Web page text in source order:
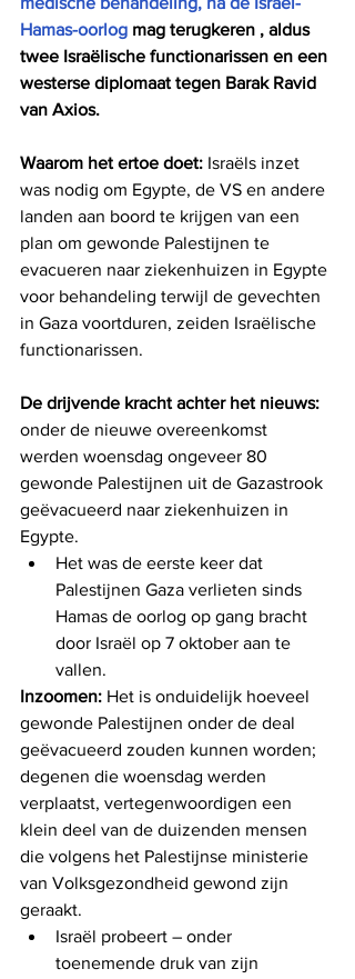
Hamas-oorlog mag terugkeren , aldus
twee Israëlische functionarissen en een
westerse diplomaat tegen Barak Ravid
van Axios.
Waarom het ertoe doet: Israëls inzet
was nodig om Egypte, de VS en andere
landen aan boord te krijgen van een
plan om gewonde Palestijnen te
evacueren naar ziekenhuizen in Egypte
voor behandeling terwijl de gevechten
in Gaza voortduren, zeiden Israëlische
functionarissen.
De drijvende kracht achter het nieuws:
onder de nieuwe overeenkomst
werden woensdag ongeveer 80
gewonde Palestijnen uit de Gazastrook
geëvacueerd naar ziekenhuizen in
Egypte.
Het was de eerste keer dat
Palestijnen Gaza verlieten sinds
Hamas de oorlog op gang bracht
door Israël op 7 oktober aan te
vallen.
Inzoomen: Het is onduidelijk hoeveel
gewonde Palestijnen onder de deal
geëvacueerd zouden kunnen worden;
degenen die woensdag werden
verplaatst, vertegenwoordigen een
klein deel van de duizenden mensen
die volgens het Palestijnse ministerie
van Volksgezondheid gewond zijn
geraakt.
Israël probeert – onder
toenemende druk van zijn